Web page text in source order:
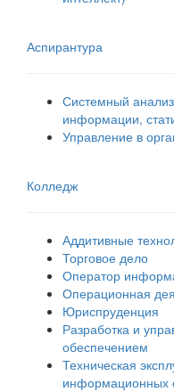
Аспирантура
Системный
информации,
Управление в
Колледж
Аддитивные
Торговое дело
Оператор
Операционная
Юриспруденция
Разработка и
обеспечением
Техническая
информационных